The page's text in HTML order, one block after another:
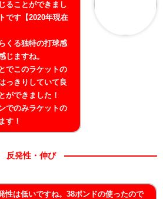
ることができまし
です【2020年現在
くる独特の打球感
じますね。
でこのラケットの
っきりしていて良
ができました！
でのみラケットの
す！
反発性・伸び
性は低いですね。38ポンドの使ったので